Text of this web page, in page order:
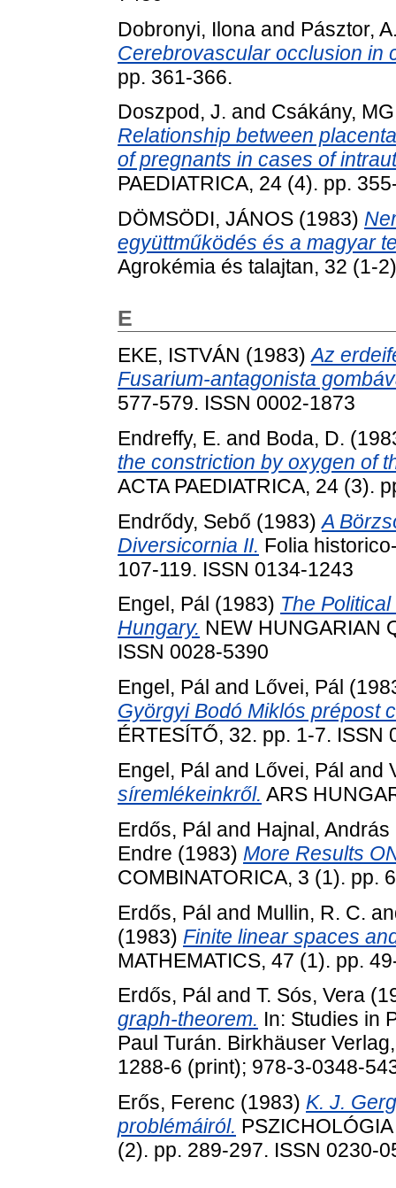
Dobronyi, Ilona and Pásztor,
Cerebrovascular occlusion in
pp. 361-366.
Doszpod, J. and Csákány,
Relationship between
of pregnants in cases of
PAEDIATRICA, 24 (4). pp.
DÖMSÖDI, JÁNOS (1983)
együttműködés és a magyar
Agrokémia és talajtan, 32 (1-
E
EKE, ISTVÁN (1983)Az
Fusarium-antagonista
577-579. ISSN 0002-1873
Endreffy, E. and Boda, D.
the constriction by oxygen of
ACTA PAEDIATRICA, 24 (3).
Endrődy, Sebő (1983)A
Diversicornia II. Folia
107-119. ISSN 0134-1243
Engel, Pál (1983) The
Hungary. NEW HUNGARIAN
ISSN 0028-5390
Engel, Pál and Lővei, Pál
Györgyi Bodó Miklós prépost
ÉRTESÍTŐ, 32. pp. 1-7. ISSN
Engel, Pál and Lővei, Pál and
síremlékeinkről. ARS
Erdős, Pál and Hajnal, András
Endre (1983) More Results
COMBINATORICA, 3 (1). pp.
Erdős, Pál and Mullin, R. C.
(1983) Finite linear spaces
MATHEMATICS, 47 (1). pp.
Erdős, Pál and T. Sós, Vera
graph-theorem. In: Studies in
Paul Turán. Birkhäuser
1288-6 (print); 978-3-0348-
Erős, Ferenc (1983) K. J.
problémáiról.
(2). pp. 289-297. ISSN 0230-